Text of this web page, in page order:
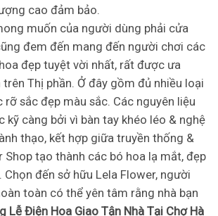
cao đảm bảo.
muốn của người dùng phải cửa
đem đến mang đến người chơi các
đẹp tuyệt vời nhất, rất được ưa
Thị phần. Ở đây gồm đủ nhiều loại
sắc đẹp màu sắc. Các nguyên liệu
kỹ càng bởi vì bàn tay khéo léo & nghệ
thạo, kết hợp giữa truyền thống &
tạo thành các bó hoa lạ mắt, đẹp
đến sở hữu Lela Flower, người
toàn có thể yên tâm rằng nhà bạn
Lễ Điện Hoa Giao Tận Nhà Tại Chợ Hà